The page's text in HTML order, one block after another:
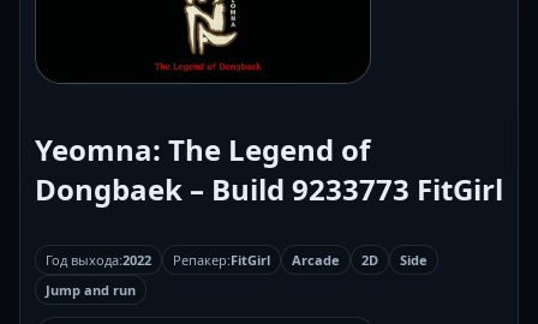
Yeomna: The Legend of
Dongbaek – Build 9233773 FitGirl
Год выхода:2022 Репакер:FitGirl Arcade 2D
Side
Jump and run